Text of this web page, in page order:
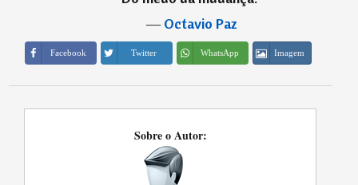
―Octavio Paz
Facebook Twitter WhatsApp Imagem
Sobre o Autor: